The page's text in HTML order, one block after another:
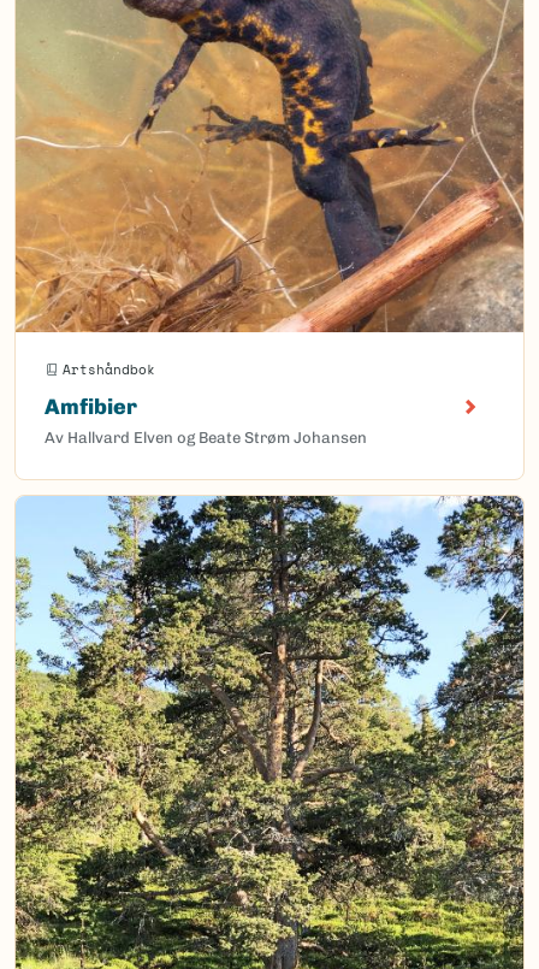
Artshåndbok
Amfibier
Av Hallvard Elven og Beate Strøm Johansen